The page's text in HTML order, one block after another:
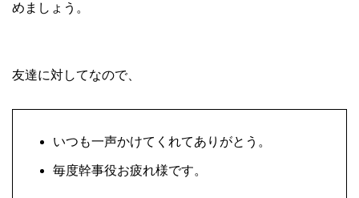
めましょう。
友達に対してなので、
いつも一声かけてくれてありがとう。
毎度幹事役お疲れ様です。